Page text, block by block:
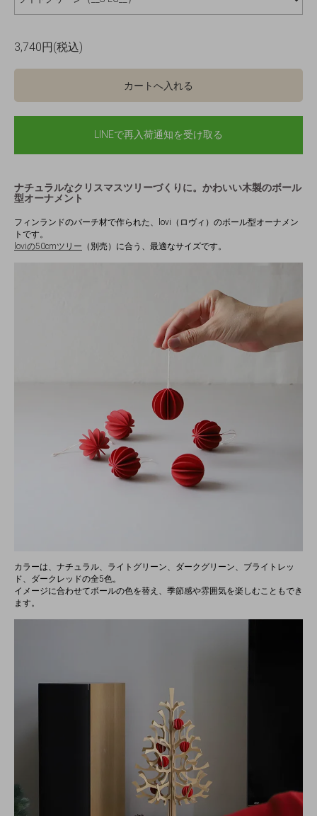
3,740円(税込)
カートへ入れる
LINEで再入荷通知を受け取る
ナチュラルなクリスマスツリーづくりに。かわいい木製のボール
型オーナメント
フィンランドのバーチ材で作られた、lovi（ロヴィ）のボール型オーナメン
トです。
loviの50cmツリー （別売）に合う、最適なサイズです。
カラーは、ナチュラル、ライトグリーン、ダークグリーン、ブライトレッ
ド、ダークレッドの全5色。
イメージに合わせてボールの色を替え、季節感や雰囲気を楽しむこともでき
ます。